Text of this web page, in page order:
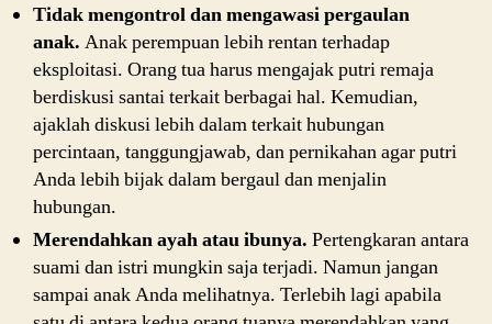
Tidak mengontrol dan mengawasi pergaulan
anak. Anak perempuan lebih rentan terhadap
eksploitasi. Orang tua harus mengajak putri remaja
berdiskusi santai terkait berbagai hal. Kemudian,
ajaklah diskusi lebih dalam terkait hubungan
percintaan, tanggungjawab, dan pernikahan agar putri
Anda lebih bijak dalam bergaul dan menjalin
hubungan.
Merendahkan ayah atau ibunya. Pertengkaran antara
suami dan istri mungkin saja terjadi. Namun jangan
sampai anak Anda melihatnya. Terlebih lagi apabila